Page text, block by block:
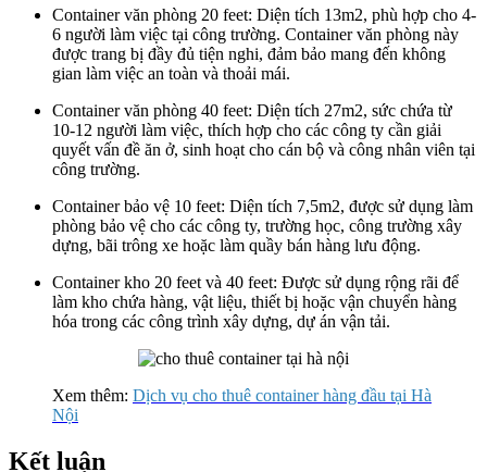
Container văn phòng 20 feet: Diện tích 13m2, phù hợp cho 4-
6 người làm việc tại công trường. Container văn phòng này
được trang bị đầy đủ tiện nghi, đảm bảo mang đến không
gian làm việc an toàn và thoải mái.
Container văn phòng 40 feet: Diện tích 27m2, sức chứa từ
10-12 người làm việc, thích hợp cho các công ty cần giải
quyết vấn đề ăn ở, sinh hoạt cho cán bộ và công nhân viên tại
công trường.
Container bảo vệ 10 feet: Diện tích 7,5m2, được sử dụng làm
phòng bảo vệ cho các công ty, trường học, công trường xây
dựng, bãi trông xe hoặc làm quầy bán hàng lưu động.
Container kho 20 feet và 40 feet: Được sử dụng rộng rãi để
làm kho chứa hàng, vật liệu, thiết bị hoặc vận chuyển hàng
hóa trong các công trình xây dựng, dự án vận tải.
Xem thêm: Dịch vụ cho thuê container hàng đầu tại Hà
Nội
Kết luận